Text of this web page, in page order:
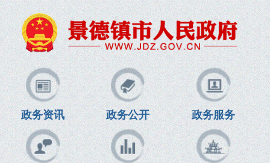
政务资讯 政务公开 政务服务